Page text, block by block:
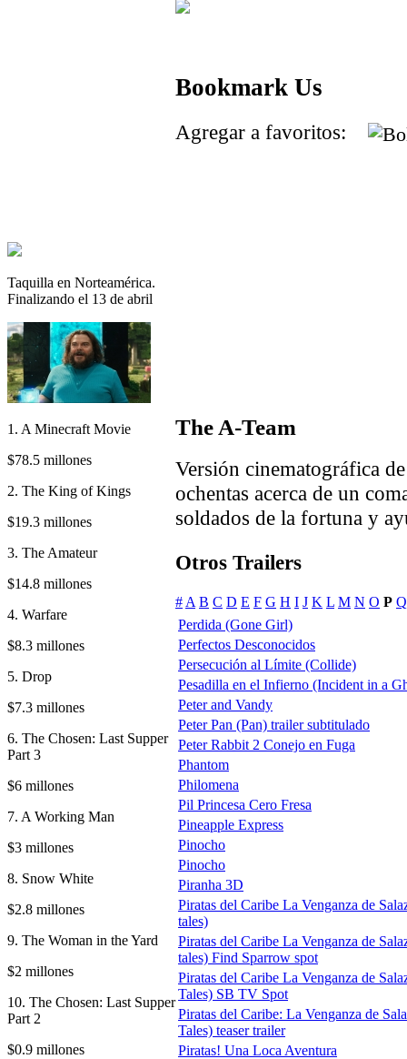
Taquilla en Norteamérica.
Finalizando el 13 de abril
1. A Minecraft Movie
$78.5 millones
2. The King of Kings
$19.3 millones
3. The Amateur
$14.8 millones
4. Warfare
$8.3 millones
5. Drop
$7.3 millones
6. The Chosen: Last Supper
Part 3
$6 millones
7. A Working Man
$3 millones
8. Snow White
$2.8 millones
9. The Woman in the Yard
$2 millones
10. The Chosen: Last Supper
Part 2
$0.9 millones
Bookmark Us
Agregar a favoritos:
The A-Team
Versión cinematográfica
ochentas acerca de un
soldados de la fortuna y
Otros Trailers
# A B C D E F G H I J K L M N O P Q
Perdida (Gone Girl)
Perfectos Desconocidos
Persecución al Límite (Collide)
Pesadilla en el Infierno (Incident in a
Peter and Vandy
Peter Pan (Pan) trailer subtitulado
Peter Rabbit 2 Conejo en Fuga
Phantom
Philomena
Pil Princesa Cero Fresa
Pineapple Express
Pinocho
Pinocho
Piranha 3D
Piratas del Caribe La Venganza de
tales)
Piratas del Caribe La Venganza de
tales) Find Sparrow spot
Piratas del Caribe La Venganza de
Tales) SB TV Spot
Piratas del Caribe: La Venganza de
Tales) teaser trailer
Piratas! Una Loca Aventura